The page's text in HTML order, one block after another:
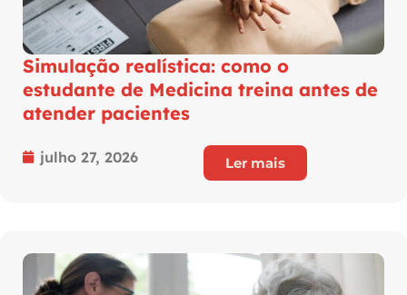
Simulação realística: como o
estudante de Medicina treina antes de
atender pacientes
julho 27, 2026 Ler mais